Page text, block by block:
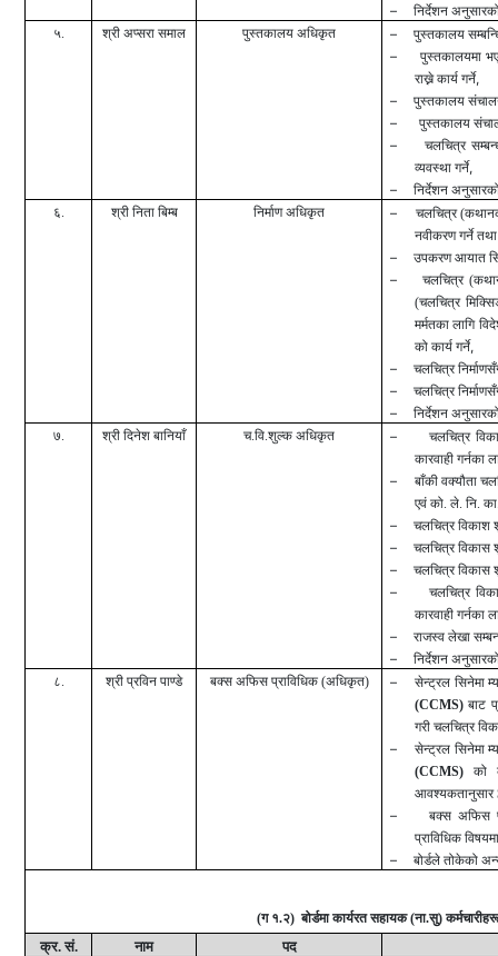
–
निर्देशन
५.
श्री अप्सरा समाल पुस्तकालय अधिकृत –पुस्तकालय
– पुस्तकालयमा
राख्नेकार्य गर्ने,
–पुस्तकालय
– पुस्तकालय
–चलचित्र
व्यवस्था गर्ने,
–निर्देशन
६.
श्री निता बिम्ब निर्माण अधिकृत –चलचित्र
नवीकरण गर्ने
–उपकरण आयात
–चलचित्र
(चलचित्र
मर्मतका लागि
को कार्य गर्ने,
–चलचित्र
–चलचित्र
–निर्देशन
७
श्री दिनेश बानियाँ च.वि.शुल्क अधिकृत – चलचित्र
कारवाही गर्नका
– बाँकी वक्यौता
एवं को. ले. नि.
–चलचित्र विकाश
–चलचित्र
–चलचित्र विकास
– चलचित्र
कारवाही गर्नका
–राजस्व लेखा
–निर्देशन
८
श्री प्रविन पाण्डे बक्स अफिस प्राविधिक(अधिकृत) –सेन्ट्रल सिनेमा
(CCMS) बाट
गरी चलचित्र
–सेन्ट्रल सिनेमा
(CCMS) को
आवश्यकतानुसार
–बक्स अफिस
प्राविधिक
–बोर्डले तोकेको
(ग १.२) बोर्डमा कार्यरत सहायक (ना.सु)
क्र. सं. नाम पद